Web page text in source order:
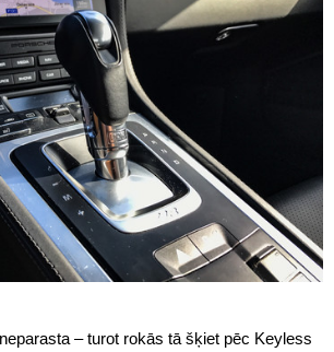
– turot rokās tā šķiet pēc Keyless